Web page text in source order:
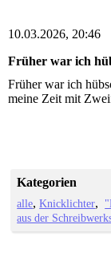
10.03.2026, 20:46
Früher war ich
Früher war ich
meine Zeit mit
Kategorien
alle Knicklichter
aus der